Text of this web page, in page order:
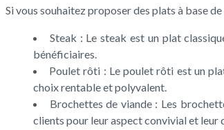
Si vous souhaitez proposer des plats à base
Steak : Le steak est un plat
bénéficiaires.
Poulet rôti : Le poulet rôti est un
choix rentable et polyvalent.
Brochettes de viande : Les
clients pour leur aspect convivial et leur